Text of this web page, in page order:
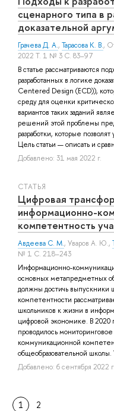
сценарного типа в
доказательной
Грачева Д. А., Тарасова К. В.,
2022 Т. 1 № 3 С. 83–97
В статье рассматриваются
разработанных в логике
Centered Design (ECD)),
среду для оценки
вариантов таких заданий
решений этой проблемы
разработки, которые
Цель статьи — описать и
Добавлено: 31 мая 2022 г.
СТАТЬЯ
Цифровая
информационно-
компетентность
Авдеева С. М., Уваров А. Ю.,
№ 1 С. 218–243
Информационно-
основных метапредметных
должны достичь
компетентности
школьников к жизни в
цифровой экономике. В
проводилось
коммуникационной
общеобразовательной школы.
Добавлено: 6 сентября 2022 г.
1 2